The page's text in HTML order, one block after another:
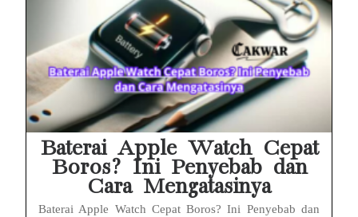
Baterai Apple Watch Cepat
Boros? Ini Penyebab dan
Cara Mengatasinya
Baterai Apple Watch Cepat Boros? Ini Penyebab dan